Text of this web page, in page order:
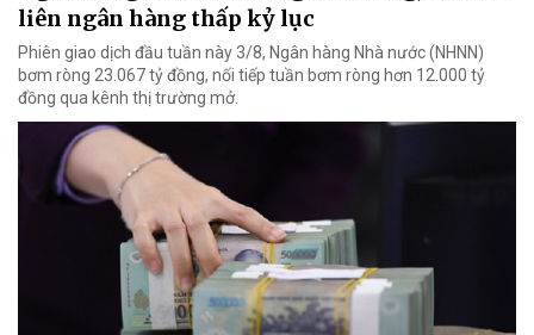
liên ngân hàng thấp kỷ lục
Phiên giao dịch đầu tuần này 3/8, Ngân hàng Nhà nước (NHNN)
bơm ròng 23.067 tỷ đồng, nối tiếp tuần bơm ròng hơn 12.000 tỷ
đồng qua kênh thị trường mở.